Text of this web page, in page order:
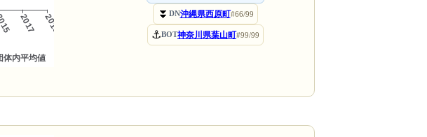
⏬ DN沖縄県西原町#66/99
⚓BOT神奈川県葉山町#99/99